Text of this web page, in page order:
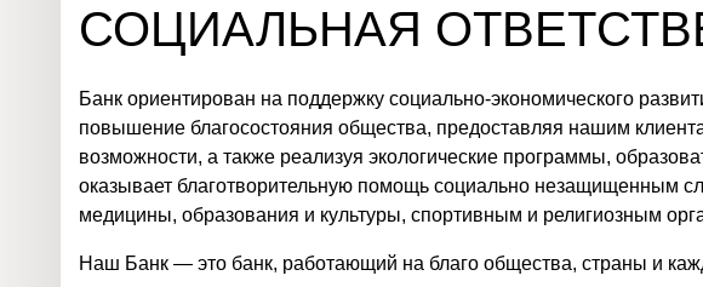
СОЦИАЛЬНАЯ
Банк ориентирован на поддержку социально-экономического
повышение благосостояния общества, предоставляя нашим
возможности, а также реализуя экологические программы,
оказывает благотворительную помощь социально незащищенным
медицины, образования и культуры, спортивным и религиозным
Наш Банк — это банк, работающий на благо общества, cтраны и